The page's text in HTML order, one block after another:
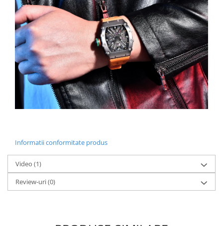
Informatii conformitate produs
Video (1)
Review-uri(0)